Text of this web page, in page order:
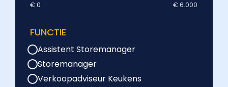
€ 0 € 6.000
FUNCTIE
Assistent Storemanager
Storemanager
Verkoopadviseur Keukens